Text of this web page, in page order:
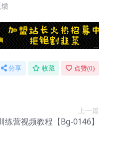
分享 收藏 点赞(0)
上一篇
练营视频教程【Bg-0146】